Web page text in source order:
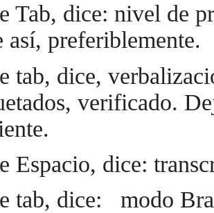
Tab, dice: nivel de
así, preferiblemente.
tab, dice,
verificado.
Espacio, dice:
tab, dice: modo